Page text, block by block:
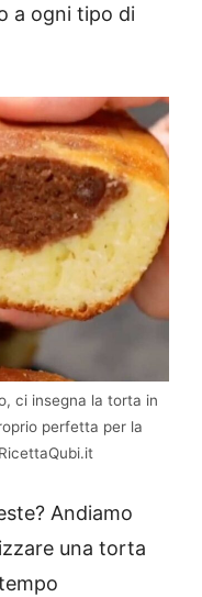
a ogni tipo di
ci insegna la torta in
perfetta per la
Andiamo
una torta